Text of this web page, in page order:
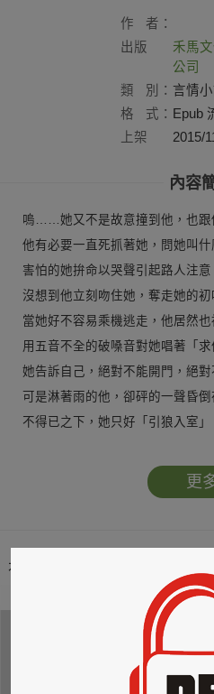
作
者：
出版
禾馬
公司
類
別： 言情
格
式： Epub
上架
2015/
內容
嗚……她又不是故意撞到他，也跟
他有必要一直死抓著她，問她叫什
害怕的她拚命以哭聲引起路人注意
沒想到他立刻吻住她，奪走她的初
當她好不容易乘機逃走，他居然
用五音不全的破嗓音對她唱著「
她告訴自己，絕對不能開門，絕對
可是淋著雨的他，卻砰的一聲昏
不得已之下，她只好「引狼入室」
唉！她真的很需要錢，所以答應出
而她唯一要適應的，就是他睡著
更
本類暢銷榜
3